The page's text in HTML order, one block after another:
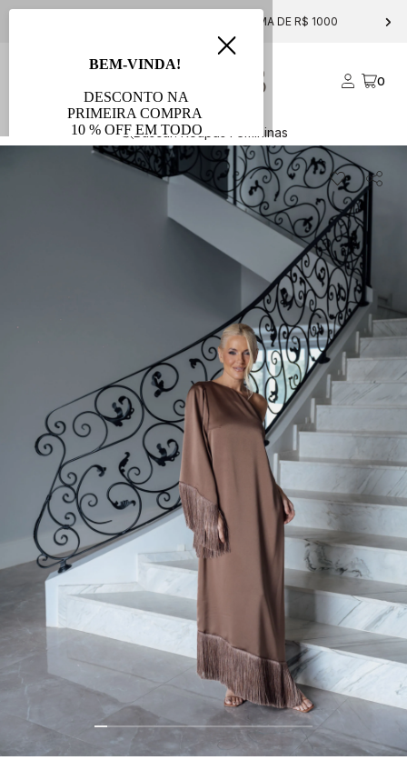
FRETE GRÁTIS PARA COMPRAS ACIMA DE R$ 1000
0